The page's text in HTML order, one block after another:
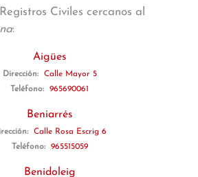
Civiles cercanos al
:
Aigües
Dirección:
Calle Mayor 5
Teléfono:
965690061
Beniarrés
Calle Rosa Escrig 6
Teléfono:
965515059
Benidoleig